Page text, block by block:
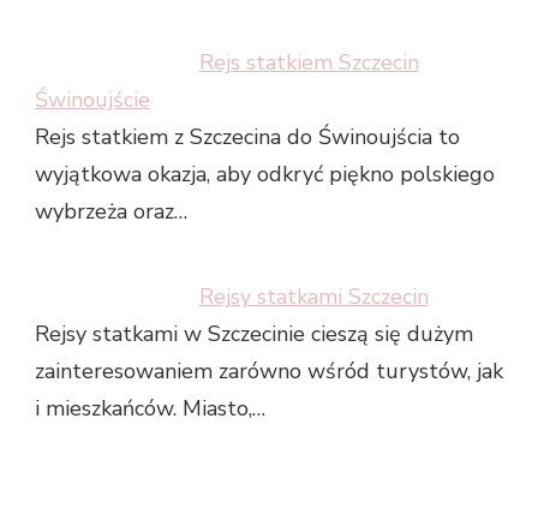
Rejs statkiem Szczecin
Świnoujście
Rejs statkiem z Szczecina do Świnoujścia to
wyjątkowa okazja, aby odkryć piękno polskiego
wybrzeża oraz…
Rejsy statkami Szczecin
Rejsy statkami w Szczecinie cieszą się dużym
zainteresowaniem zarówno wśród turystów, jak
i mieszkańców. Miasto,…